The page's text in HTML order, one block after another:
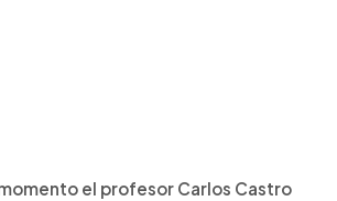
el profesor Carlos Castro